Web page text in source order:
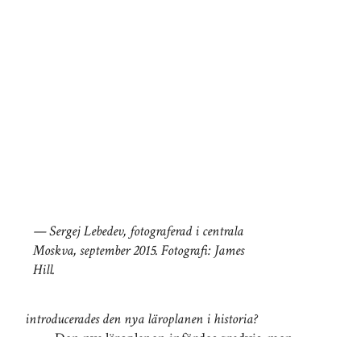
Sergej Lebedev, fotograferad i centrala
Moskva, september 2015. Fotografi: James
Hill.
introducerades den nya läroplanen i historia?